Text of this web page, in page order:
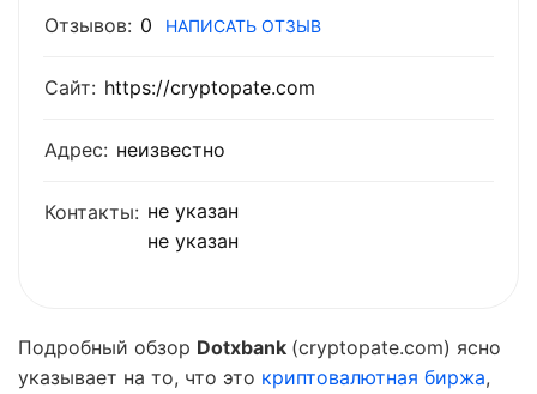
Отзывов: 0 НАПИСАТЬ ОТЗЫВ
Сайт: https://cryptopate.com
Адрес: неизвестно
Контакты: не указан
не указан
Подробный обзор Dotxbank (cryptopate.com) ясно
указывает на то, что это криптовалютная биржа,